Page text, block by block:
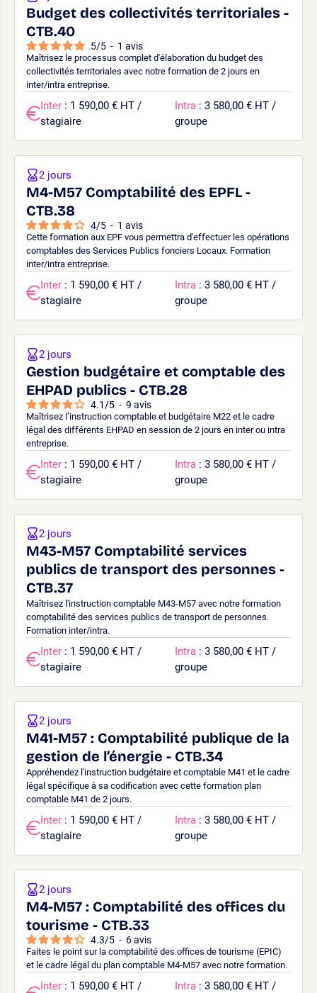
Budget des collectivités territoriales -
CTB.40
5/5 - 1 avis
Maîtrisez le processus complet d'élaboration du budget des
collectivités territoriales avec notre formation de 2 jours en
inter/intra entreprise.
Inter : 1 590,00 € HT /
stagiaire
Intra : 3 580,00 € HT /
groupe
M4-M57 Comptabilité des EPFL -
CTB.38
4/5 - 1 avis
Cette formation aux EPF vous permettra d'effectuer les opérations
comptables des Services Publics fonciers Locaux. Formation
inter/intra entreprise.
2 jours
Inter : 1 590,00 € HT /
stagiaire
Intra : 3 580,00 € HT /
groupe
Gestion budgétaire et comptable des
EHPAD publics - CTB.28
4.1 /5 - 9 avis
Maîtrisez l’instruction comptable et budgétaire M22 et le cadre
légal des différents EHPAD en session de 2 jours en inter ou intra
entreprise.
2 jours
Inter : 1 590,00 € HT /
stagiaire
Intra : 3 580,00 € HT /
groupe
M43-M57 Comptabilité services
publics de transport des personnes -
CTB.37
Maîtrisez l'instruction comptable M43-M57 avec notre formation
comptabilité des services publics de transport de personnes.
Formation inter/intra.
2 jours
Inter : 1 590,00 € HT /
stagiaire
Intra : 3 580,00 € HT /
groupe
M41-M57 : Comptabilité publique de la
gestion de l’énergie - CTB.34
Appréhendez l'instruction budgétaire et comptable M41 et le cadre
légal spécifique à sa codification avec cette formation plan
comptable M41 de 2 jours.
2 jours
Inter : 1 590,00 € HT /
stagiaire
Intra : 3 580,00 € HT /
groupe
M4-M57 : Comptabilité des offices du
tourisme - CTB.33
4.3/5 - 6avis
Faites le point sur la comptabilité des offices de tourisme (EPIC)
et le cadre légal du plan comptable M4-M57 avec notre formation.
2 jours
Inter : 1 590,00 € HT /
Intra : 3 580,00 € HT /